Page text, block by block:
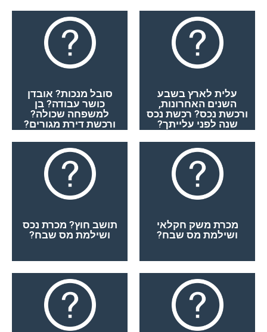
עלית לארץ בשבע
השנים האחרונות,
ורכשת נכס? רכשת נכס
שנה לפני עלייתך?
כן
סובל מנכות? אובדן
כושר עבודה? בן
למשפחה שכולה?
ורכשת דירת מגורים?
כן
מכרת משק חקלאי
ושילמת מס שבח?
כן
תושב חוץ? מכרת נכס
ושילמת מס שבח?
כן